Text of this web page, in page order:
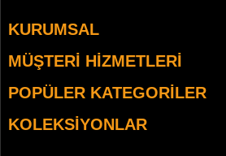
KURUMSAL
MÜŞTERI HIZMETLERI
POPÜLER KATEGORILER
KOLEKSIYONLAR